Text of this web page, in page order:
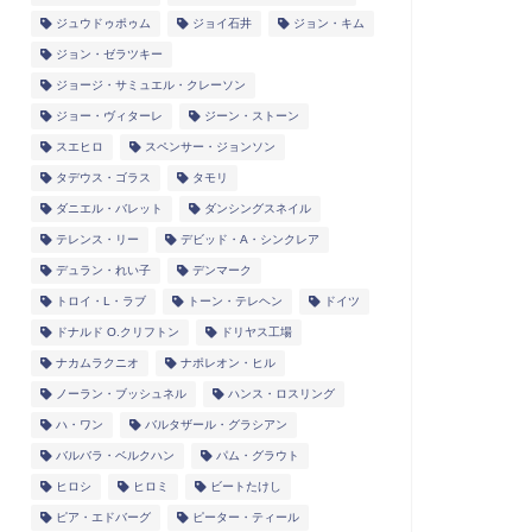
ジュウドゥポゥム ジョイ石井 ジョン・キム
ジョン・ゼラツキー
ジョージ・サミュエル・クレーソン
ジョー・ヴィターレ ジーン・ストーン
スエヒロ スペンサー・ジョンソン
タデウス・ゴラス タモリ
ダニエル・バレット ダンシングスネイル
テレンス・リー デビッド・A・シンクレア
デュラン・れい子 デンマーク
トロイ・L・ラブ トーン・テレヘン ドイツ
ドナルド O.クリフトン ドリヤス工場
ナカムラクニオ ナポレオン・ヒル
ノーラン・ブッシュネル ハンス・ロスリング
ハ・ワン バルタザール・グラシアン
バルバラ・ベルクハン パム・グラウト
ヒロシ ヒロミ ビートたけし
ピア・エドバーグ ピーター・ティール